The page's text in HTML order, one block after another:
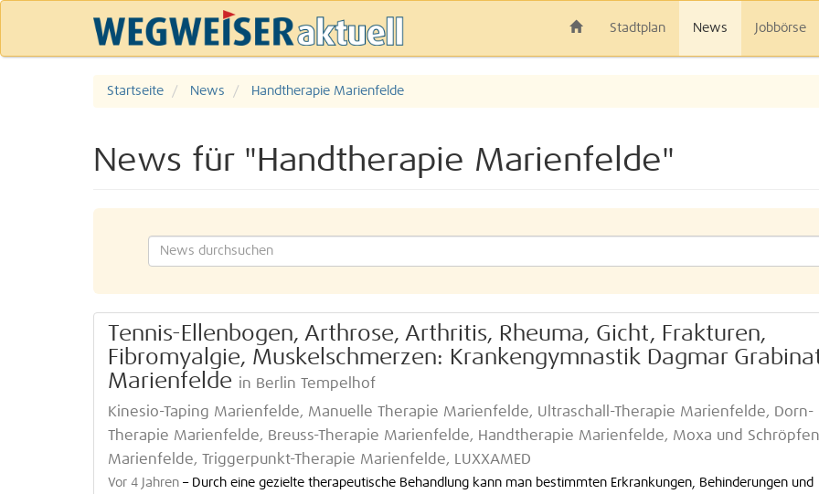
Stadtplan News Jobbörse
Startseite News Handtherapie Marienfelde
News für "Handtherapie Marienfelde"
Tennis-Ellenbogen, Arthrose, Arthritis, Rheuma, Gicht, Frakturen,
Fibromyalgie, Muskelschmerzen: Krankengymnastik Dagmar
Marienfelde in Berlin Tempelhof
Kinesio-Taping Marienfelde, Manuelle Therapie Marienfelde, Ultraschall-Therapie Marienfelde, Dorn-
Therapie Marienfelde, Breuss-Therapie Marienfelde, Handtherapie Marienfelde, Moxa und Schröpfen
Marienfelde, Triggerpunkt-Therapie Marienfelde, LUXXAMED
Vor 4 Jahren – Durch eine gezielte therapeutische Behandlung kann man bestimmten Erkrankungen, Behinderungen und